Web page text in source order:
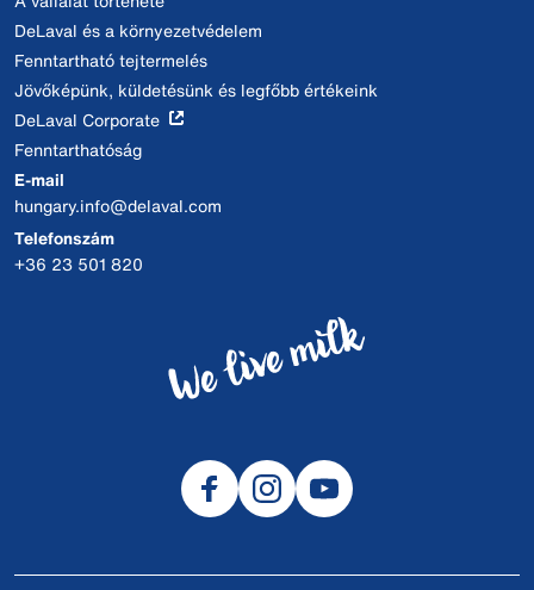
DeLaval és a környezetvédelem
Fenntartható tejtermelés
Jövőképünk, küldetésünk és legfőbb értékeink
DeLaval Corporate
Fenntarthatóság
E-mail
hungary.info@delaval.com
Telefonszám
+36 23 501 820